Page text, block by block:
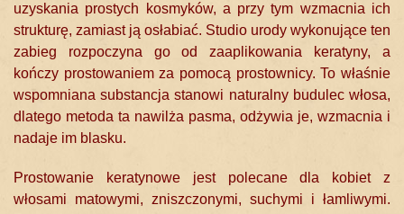
uzyskania prostych kosmyków, a przy tym wzmacnia ich
strukturę, zamiast ją osłabiać. Studio urody wykonujące ten
zabieg rozpoczyna go od zaaplikowania keratyny, a
kończy prostowaniem za pomocą prostownicy. To właśnie
wspomniana substancja stanowi naturalny budulec włosa,
dlatego metoda ta nawilża pasma, odżywia je, wzmacnia i
nadaje im blasku.
Prostowanie keratynowe jest polecane dla kobiet z
włosami matowymi, zniszczonymi, suchymi i łamliwymi.